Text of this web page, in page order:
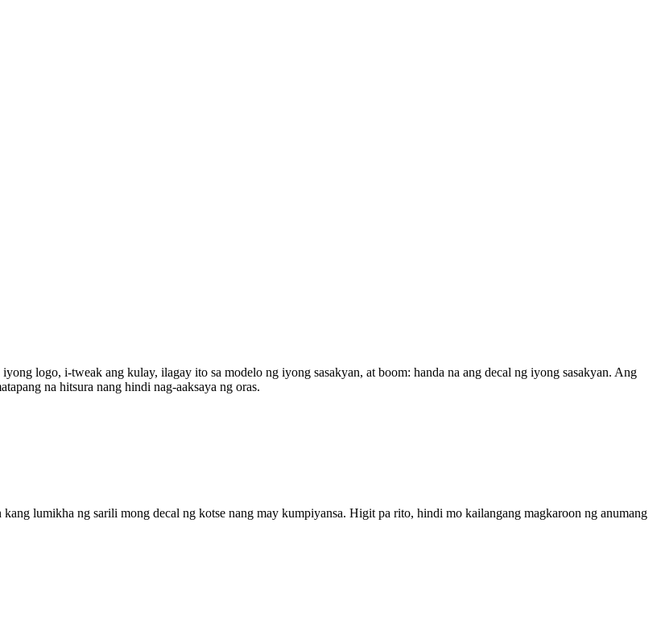
logo, i-tweak ang kulay, ilagay ito sa modelo ng iyong sasakyan, at boom: handa na ang decal ng iyong sasakyan. Ang
na hitsura nang hindi nag-aaksaya ng oras.
lumikha ng sarili mong decal ng kotse nang may kumpiyansa. Higit pa rito, hindi mo kailangang magkaroon ng anumang